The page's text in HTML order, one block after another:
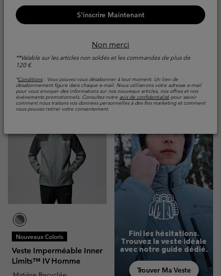
S'inscrire Maintenant
Non merci
**Valable sur les articles non soldés et les commandes de plus de
120 €.
*Conditions: Vous pouvez vous désabonner à tout moment. Un lien de
désabonnement figure dans chaque e-mail. Nous utiliserons votre adresse e-mail
pour vous envoyer des informations sur nos nouveaux articles, nos offres et nos
événements promotionnels. Consultez notre avis de confidentialité pour savoir
comment nous traitons vos données personnelles à des fins marketing et comment
vous pouvez retirer votre consentement.
Matière Recyclée
Comparer
Veste Imperméable Inner
Limits™ IV Homme
Regular price:
120,00 €
Nouveaux Coloris
Veste Imperméable Inner
Limits™ IV Homme
Fini les hésitations.
Trouvez la veste idéale
avec notre guide dédié.
Trouver Ma Veste